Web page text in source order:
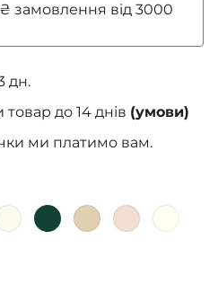
замовлення від 3000
дн.
до 14 днів (умови)
ми платимо вам.